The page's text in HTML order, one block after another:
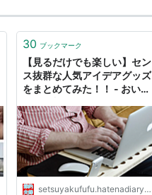
30 ブックマーク
【見るだけでも楽しい】セン
ス抜群な人気アイデアグッズ
をまとめてみた！！ - おいし
setsuyakufufu.hatenadiary.jp